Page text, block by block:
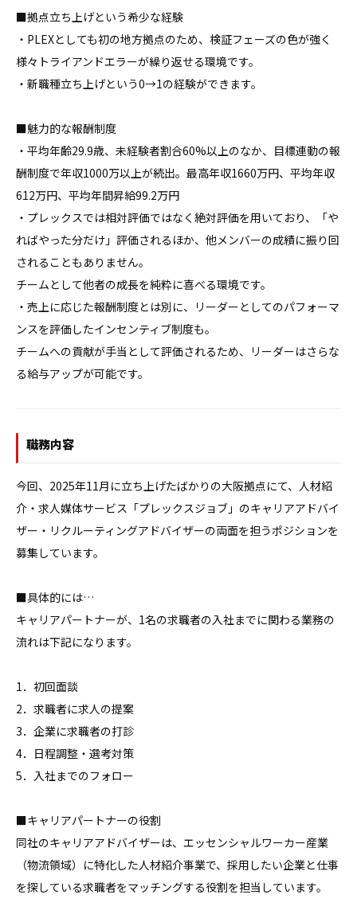
■拠点立ち上げという希少な経験
・PLEXとしても初の地方拠点のため、検証フェーズの色が強く
様々トライアンドエラーが繰り返せる環境です。
・新職種立ち上げという0→1の経験ができます。
■魅力的な報酬制度
・平均年齢29.9歳、未経験者割合60%以上のなか、目標連動の報
酬制度で年収1000万以上が続出。最高年収1660万円、平均年収
612万円、平均年間昇給99.2万円
・プレックスでは相対評価ではなく絶対評価を用いており、「や
ればやった分だけ」評価されるほか、他メンバーの成績に振り回
されることもありません。
チームとして他者の成長を純粋に喜べる環境です。
・売上に応じた報酬制度とは別に、リーダーとしてのパフォーマ
ンスを評価したインセンティブ制度も。
チームへの貢献が手当として評価されるため、リーダーはさらな
る給与アップが可能です。
職務内容
今回、2025年11月に立ち上げたばかりの大阪拠点にて、人材紹
介・求人媒体サービス「プレックスジョブ」のキャリアアドバイ
ザー・リクルーティングアドバイザーの両面を担うポジションを
募集しています。
■具体的には…
キャリアパートナーが、1名の求職者の入社までに関わる業務の
流れは下記になります。
1．初回面談
2．求職者に求人の提案
3．企業に求職者の打診
4．日程調整・選考対策
5．入社までのフォロー
■キャリアパートナーの役割
同社のキャリアアドバイザーは、エッセンシャルワーカー産業
（物流領域）に特化した人材紹介事業で、採用したい企業と仕事
を探している求職者をマッチングする役割を担当しています。